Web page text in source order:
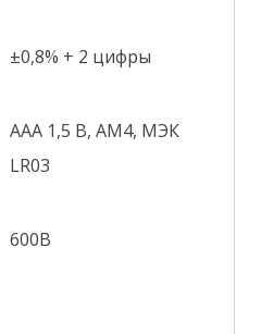
±0,8% + 2 цифры
ААА 1,5 В, AM4, МЭК
LR03
600В